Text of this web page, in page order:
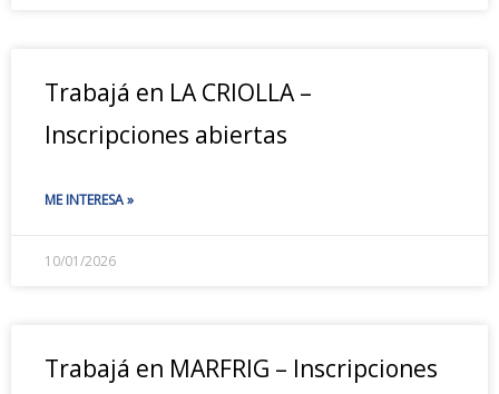
Trabajá en LA CRIOLLA –
Inscripciones abiertas
ME INTERESA »
10/01/2026
Trabajá en MARFRIG – Inscripciones